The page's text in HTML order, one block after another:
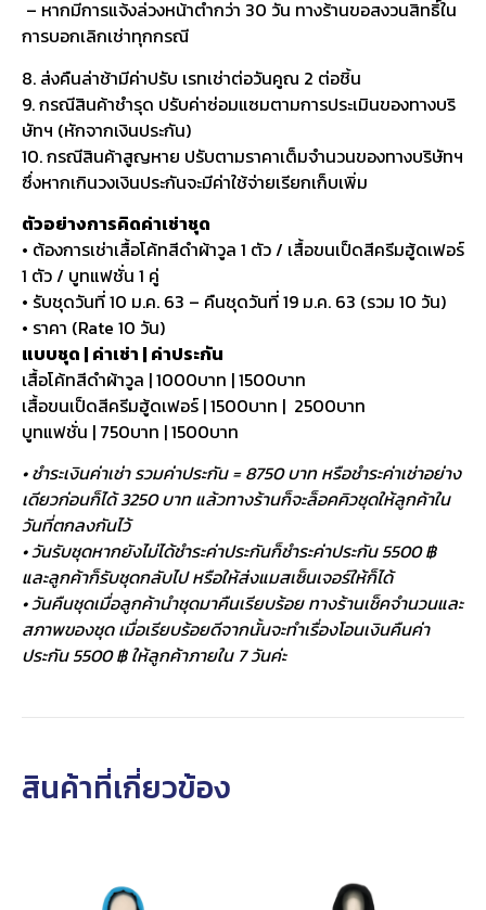
– หากมีการแจ้งล่วงหน้าต่ำกว่า 30 วัน ทางร้านขอสงวนสิทธิ์ใน
การบอกเลิกเช่าทุกกรณี
8. ส่งคืนล่าช้ามีค่าปรับ เรทเช่าต่อวันคูณ 2 ต่อชิ้น
9. กรณีสินค้าชำรุด ปรับค่าซ่อมแซมตามการประเมินของทางบริ
ษัทฯ (หักจากเงินประกัน)
10. กรณีสินค้าสูญหาย ปรับตามราคาเต็มจำนวนของทางบริษัทฯ
ซึ่งหากเกินวงเงินประกันจะมีค่าใช้จ่ายเรียกเก็บเพิ่ม
ตัวอย่างการคิดค่าเช่าชุด
• ต้องการเช่าเสื้อโค้ทสีดำผ้าวูล 1 ตัว / เสื้อขนเป็ดสีครีมฮู้ดเฟอร์
1 ตัว / บูทแฟชั่น 1 คู่
• รับชุดวันที่ 10 ม.ค. 63 – คืนชุดวันที่ 19 ม.ค. 63 (รวม 10 วัน)
• ราคา (Rate 10 วัน)
แบบชุด | ค่าเช่า | ค่าประกัน
เสื้อโค้ทสีดำผ้าวูล | 1000บาท | 1500บาท
เสื้อขนเป็ดสีครีมฮู้ดเฟอร์ | 1500บาท | 2500บาท
บูทแฟชั่น | 750บาท | 1500บาท
• ชำระเงินค่าเช่า รวมค่าประกัน = 8750 บาท หรือชำระค่าเช่าอย่าง
เดียวก่อนก็ได้ 3250 บาท แล้วทางร้านก็จะล็อคคิวชุดให้ลูกค้าใน
วันที่ตกลงกันไว้
• วันรับชุดหากยังไม่ได้ชำระค่าประกันก็ชำระค่าประกัน 5500 ฿
และลูกค้าก็รับชุดกลับไป หรือให้ส่งแมสเซ็นเจอร์ให้ก็ได้
• วันคืนชุดเมื่อลูกค้านำชุดมาคืนเรียบร้อย ทางร้านเช็คจำนวนและ
สภาพของชุด เมื่อเรียบร้อยดีจากนั้นจะทำเรื่องโอนเงินคืนค่า
ประกัน 5500 ฿ ให้ลูกค้าภายใน 7 วันค่ะ
สินค้าที่เกี่ยวข้อง